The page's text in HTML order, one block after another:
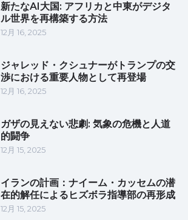
新たなAI大国: アフリカと中東がデジタ
ル世界を再構築する方法
12月 16, 2025
ジャレッド・クシュナーがトランプの交
渉における重要人物として再登場
12月 16, 2025
ガザの見えない悲劇: 気象の危機と人道
的闘争
12月 15, 2025
イランの計画：ナイーム・カッセムの潜
在的解任によるヒズボラ指導部の再形成
12月 15, 2025